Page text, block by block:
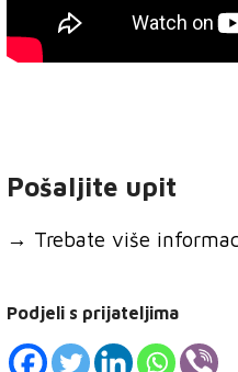
Pošaljite upit
→ Trebate više
Podjeli s prijateljima